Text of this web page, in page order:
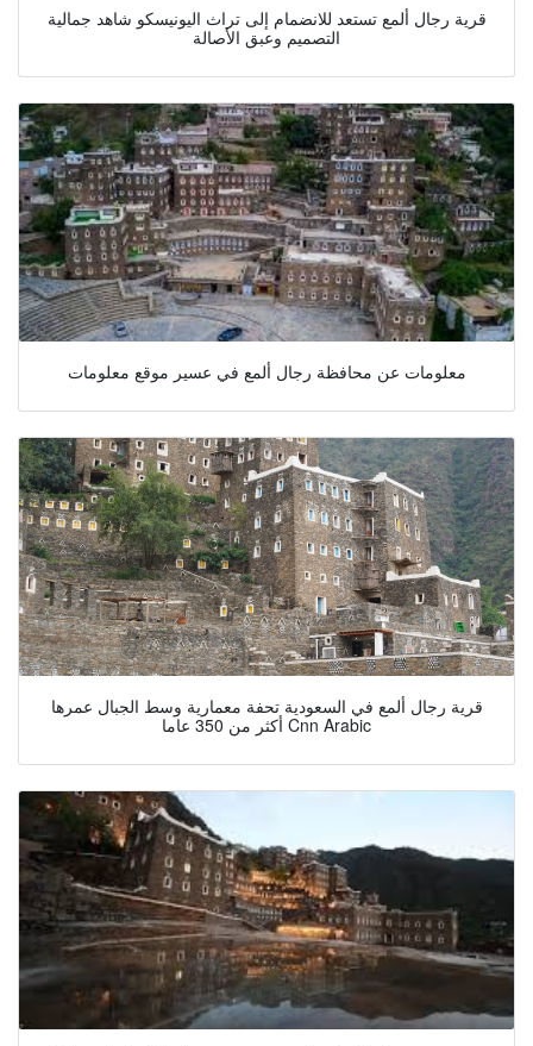
قرية رجال ألمع تستعد للانضمام إلى تراث اليونيسكو شاهد جمالية
التصميم وعبق الأصالة
معلومات عن محافظة رجال ألمع في عسير موقع معلومات
قرية رجال ألمع في السعودية تحفة معمارية وسط الجبال عمرها
أكثر من 350 عاما Cnn Arabic